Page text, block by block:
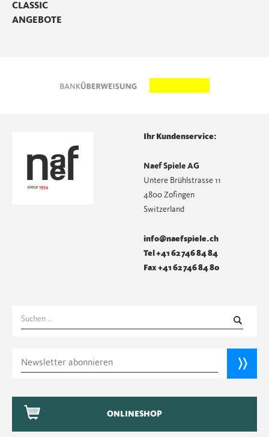
CLASSIC
ANGEBOTE
Ihr Kundenservice:
Naef Spiele AG
Untere Brühlstrasse 11
4800 Zofingen
Switzerland
info@naefspiele.ch
Tel +41 62 746 84 84
Fax +41 62 746 84 80
Suchen
nach:
ONLINESHOP